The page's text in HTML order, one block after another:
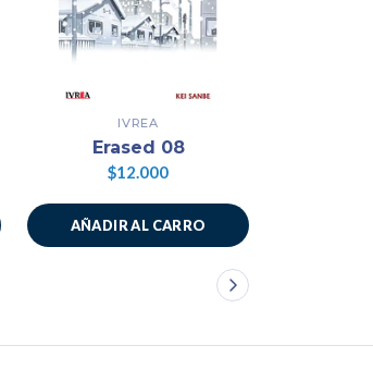
IVREA
Erased 08
$12.000
AÑADIR AL CARRO